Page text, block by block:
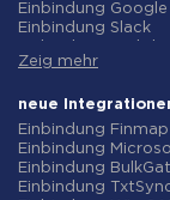
Einbindung Google
Einbindung Slack
Einbindung Gmail
Einbindung ClickUp
Einbindung Airtable
Einbindung
Einbindung
Einbindung
Zeig mehr
neue
Einbindung Finmap
Einbindung
Einbindung
Einbindung